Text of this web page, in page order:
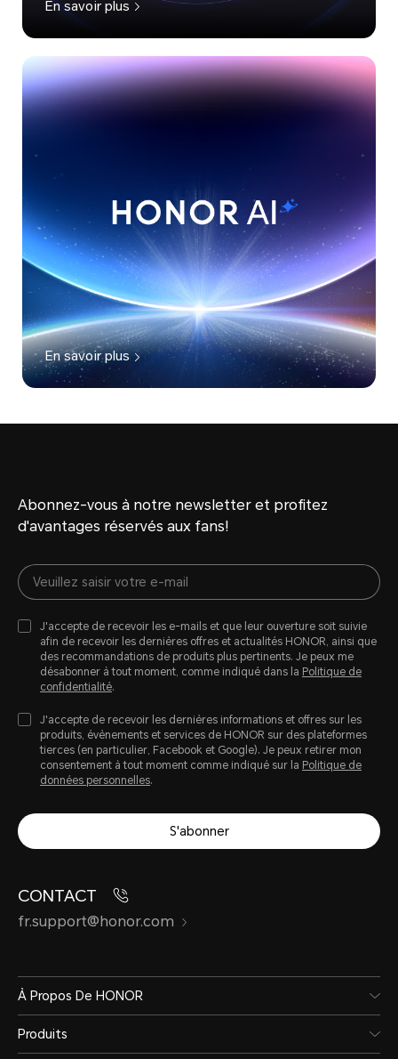
En savoir plus
En savoir plus
Abonnez-vous à notre newsletter et profitez
d'avantages réservés aux fans!
J'accepte de recevoir les e-mails et que leur ouverture soit suivie
afin de recevoir les dernières offres et actualités HONOR, ainsi que
des recommandations de produits plus pertinents. Je peux me
désabonner à tout moment, comme indiqué dans la Politique de
confidentialité.
J'accepte de recevoir les dernières informations et offres sur les
produits, évènements et services de HONOR sur des plateformes
tierces (en particulier, Facebook et Google). Je peux retirer mon
consentement à tout moment comme indiqué sur la Politique de
données personnelles.
S'abonner
CONTACT
fr.support@honor.com
À Propos De HONOR
Produits